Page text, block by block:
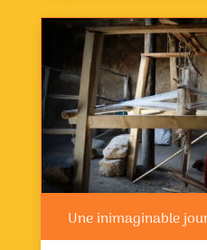
Une inimaginable